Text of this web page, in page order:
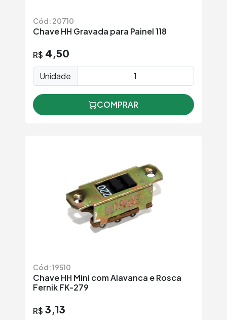
Cód: 20710
Chave HH Gravada para Painel 118
R$ 4,50
Unidade
COMPRAR
Cód: 19510
Chave HH Mini com Alavanca e Rosca
Fernik FK-279
R$ 3,13